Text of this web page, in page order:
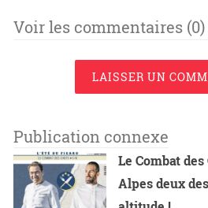
Voir les commentaires (0)
LAISSER UN
Publication connexe
Le Combat
Alpes deux